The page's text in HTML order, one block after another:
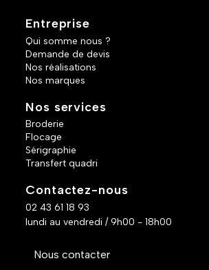
Entreprise
Qui somme nous ?
Demande de devis
Nos réalisations
Nos marques
Nos services
Broderie
Flocage
Sérigraphie
Transfert quadri
Contactez-nous
02 43 61 18 93
lundi au vendredi / 9h00 - 18h00
Nous contacter